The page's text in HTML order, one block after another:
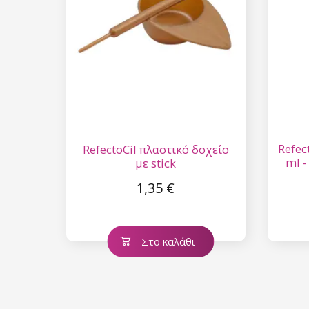
RefectoCil πλαστικό δοχείο
με stick
1,35 €
Στο καλάθι
ml -